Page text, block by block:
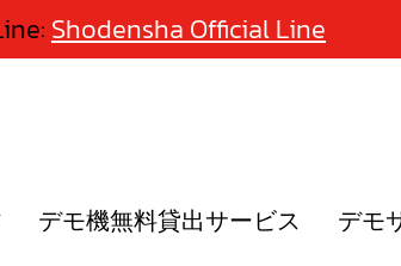
Shodensha Official Line
デモ機無料貸出サービス デモ